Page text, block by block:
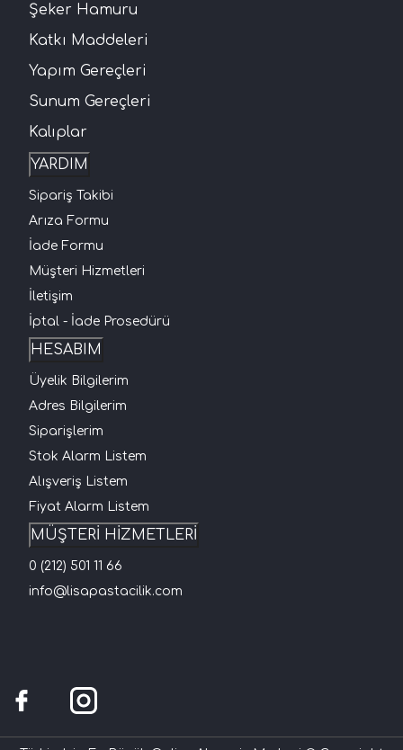
Şeker Hamuru
Katkı Maddeleri
Yapım Gereçleri
Sunum Gereçleri
Kalıplar
YARDIM
Sipariş Takibi
Arıza Formu
İade Formu
Müşteri Hizmetleri
İletişim
İptal - İade Prosedürü
HESABIM
Üyelik Bilgilerim
Adres Bilgilerim
Siparişlerim
Stok Alarm Listem
Alışveriş Listem
Fiyat Alarm Listem
MÜŞTERİ HİZMETLERİ
0 (212) 501 11 66
info@lisapastacilik.com